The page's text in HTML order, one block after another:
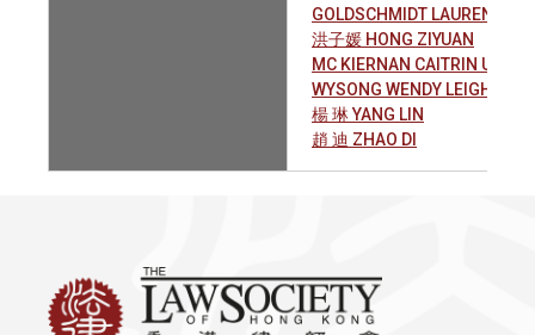
GOLDSCHMIDT LAUREN
洪子媛 HONG ZIYUAN
MC KIERNAN CAITRIN UNA
WYSONG WENDY LEIGH
楊 琳 YANG LIN
趙 迪 ZHAO DI